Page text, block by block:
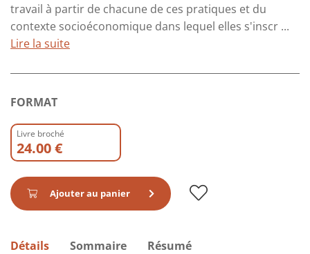
travail à partir de chacune de ces pratiques et du
contexte socioéconomique dans lequel elles s'inscr ...
Lire la suite
FORMAT
Livre broché
24.00 €
Ajouter au panier
Détails Sommaire Résumé